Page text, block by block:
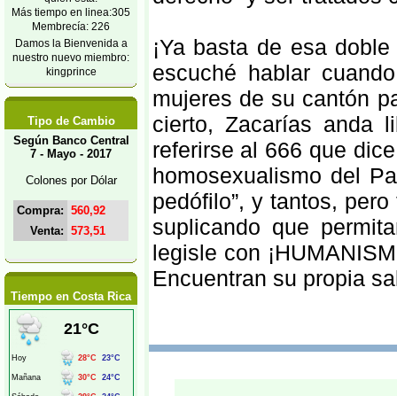
Más tiempo en linea:305
Membrecía: 226
Damos la Bienvenida a
nuestro nuevo miembro:
kingprince
Tipo de Cambio
Según Banco Central
7 - Mayo - 2017
Colones por Dólar
Compra: 560,92
Venta: 573,51
Tiempo en Costa Rica
¡Ya basta de esa
escuché hablar
mujeres de su cantón
cierto, Zacarías anda
referirse al 666 que
homosexualismo del
pedófilo”, y tantos,
suplicando que
legisle con
Encuentran su propia